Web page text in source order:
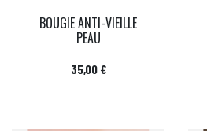
BOUGIE ANTI-VIEILLE
PEAU
Prix
35,00 €